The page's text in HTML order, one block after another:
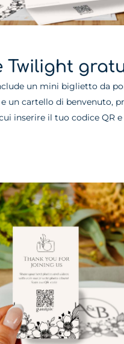
Twilight
un mini biglietto da
un cartello di benvenuto,
inserire il tuo codice QR